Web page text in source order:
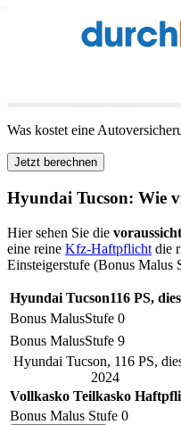
Was kostet eine
Jetzt berechnen
Hyundai Tucson: Wie
Hier sehen Sie die
eine reine Kfz-Haftpflicht die
Einsteigerstufe (Bonus Malus
Hyundai Tucson116 PS,
Bonus MalusStufe 0
Bonus MalusStufe 9
Hyundai Tucson, 116PS,
2024
Vollkasko Teilkasko
Bonus Malus Stufe 0